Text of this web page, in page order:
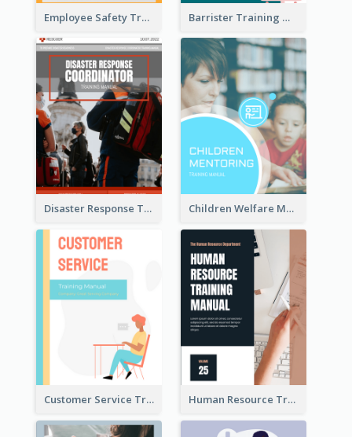
Employee Safety Training Manual Barrister Training Manual
Disaster Response Training Manual Children Welfare Mentor Training Manual
Customer Service Training Manual Human Resource Training Manual